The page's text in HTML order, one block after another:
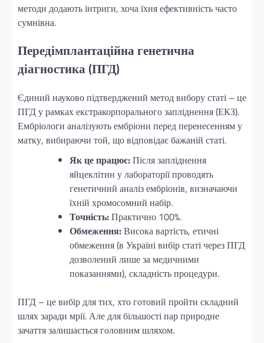
методи додають інтриги, хоча їхня ефективність часто
сумнівна.
Передімплантаційна генетична
діагностика (ПГД)
Єдиний науково підтверджений метод вибору статі – це
ПГД у рамках екстракорпорального запліднення (ЕКЗ).
Ембріологи аналізують ембріони перед перенесенням у
матку, вибираючи той, що відповідає бажаній статі.
Як це працює:Після запліднення
яйцеклітин у лабораторії проводять
генетичний аналіз ембріонів, визначаючи
їхній хромосомний набір.
Точність:Практично 100%.
Обмеження:Висока вартість, етичні
обмеження (в Україні вибір статі через ПГД
дозволений лише за медичними
показаннями), складність процедури.
ПГД – це вибір для тих, хто готовий пройти складний
шлях заради мрії. Але для більшості пар природне
зачаття залишається головним шляхом.